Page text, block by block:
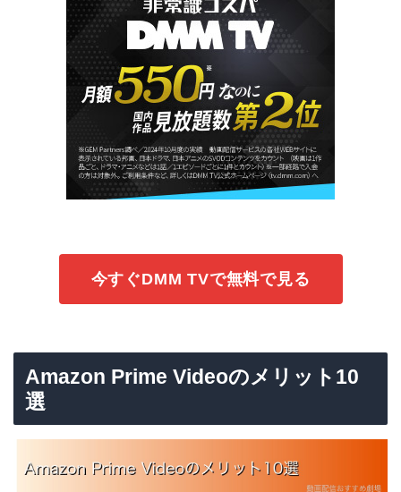
今すぐDMM TVで無料で見る
Amazon Prime Videoのメリット10
選